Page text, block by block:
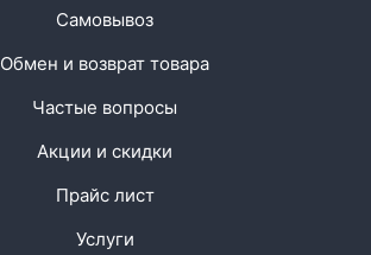
Самовывоз
Обмен и возврат товара
Частые вопросы
Акции и скидки
Прайс лист
Услуги